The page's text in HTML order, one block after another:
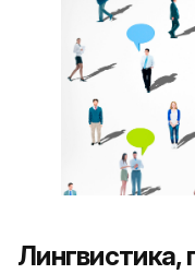
Лингвистика,